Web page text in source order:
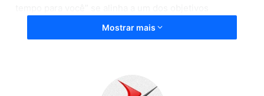
pretendidos com a solução negociada de conflitos, a
celeridade no cumprimento das decisões judiciais.
em que a decisão judicial é efetivamente cumprida –
Mostrar mais